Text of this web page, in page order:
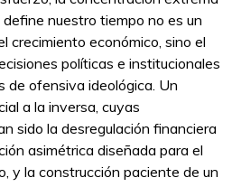
nuestro tiempo no es un
crecimiento económico, sino el
políticas e institucionales
de ofensiva ideológica. Un
a la inversa, cuyas
sido la desregulación financiera
asimétrica diseñada para el
y la construcción paciente de un